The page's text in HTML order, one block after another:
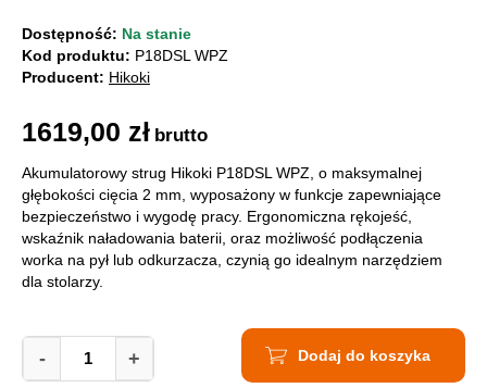
Dostępność: Na stanie
Kod produktu: P18DSL WPZ
Producent: Hikoki
1619,00 zł brutto
Akumulatorowy strug Hikoki P18DSL WPZ, o maksymalnej
głębokości cięcia 2 mm, wyposażony w funkcje zapewniające
bezpieczeństwo i wygodę pracy. Ergonomiczna rękojeść,
wskaźnik naładowania baterii, oraz możliwość podłączenia
worka na pył lub odkurzacza, czynią go idealnym narzędziem
dla stolarzy.
Akumulatorowy
Strug
Hikoki
- + Dodaj do koszyka